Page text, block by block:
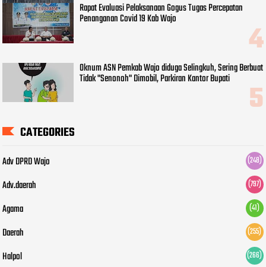
Rapat Evaluasi Pelaksanaan Gogus Tugas Percepatan
Penanganan Covid 19 Kab Wajo
Oknum ASN Pemkab Wajo diduga Selingkuh, Sering Berbuat
Tidak "Senonoh" Dimobil, Parkiran Kantor Bupati
CATEGORIES
Adv DPRD Wajo (248)
Adv.daerah (797)
Agama (41)
Daerah (255)
Halpol (266)